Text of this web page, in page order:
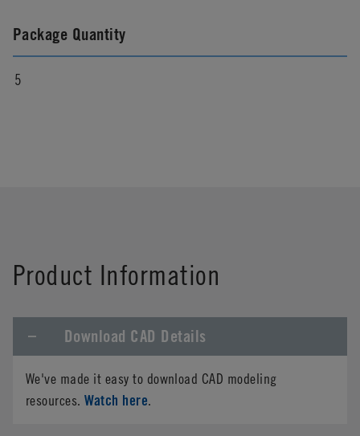
Package Quantity
5
Product Information
Download CAD Details
We've made it easy to download CAD modeling
resources.Watch here.